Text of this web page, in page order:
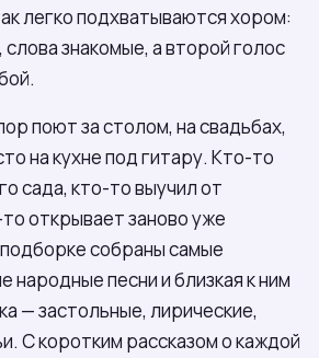
легко подхватываются хором:
знакомые, а второй голос
поют за столом, на свадьбах,
на кухне под гитару. Кто-то
сада, кто-то выучил от
открывает заново уже
собраны самые
народные песни и близкая к ним
— застольные, лирические,
С коротким рассказом о каждой